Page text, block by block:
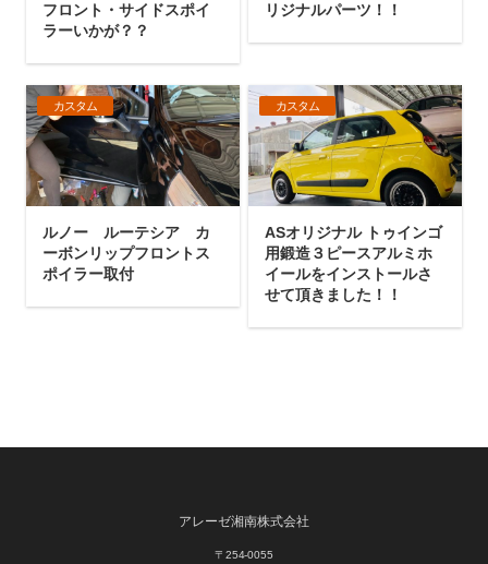
フロント・サイドスポイ
ラーいかが？？
リジナルパーツ！！
カスタム
ルノー ルーテシア カ
ーボンリップフロントス
ポイラー取付
カスタム
ASオリジナル トゥインゴ
用鍛造３ピースアルミホ
イールをインストールさ
せて頂きました！！
アレーゼ湘南株式会社
〒254-0055